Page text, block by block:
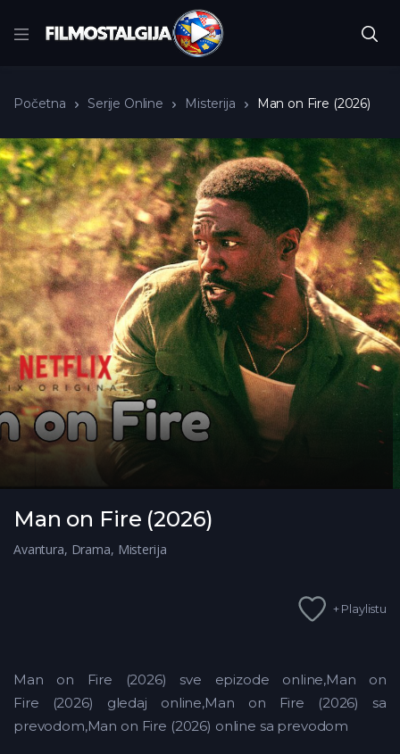
Početna Serije Online Misterija Man on Fire (2026)
Man on Fire (2026)
Avantura, Drama, Misterija
+ Playlistu
Man on Fire (2026) sve epizode online,Man on
Fire (2026) gledaj online,Man on Fire (2026) sa
prevodom,Man on Fire (2026) online sa prevodom